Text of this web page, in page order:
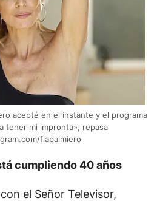
acepté en el instante y el programa
tener mi impronta», repasa
flapalmiero
cumpliendo 40 años
el Señor Televisor,